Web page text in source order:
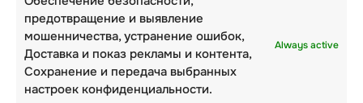
предотвращение и выявление
мошенничества, устранение ошибок,
Доставка и показ рекламы и контента,
Сохранение и передача выбранных
настроек конфиденциальности.
Always active
Кроме того, они обычно посещают курсы
повышения квалификации , чтобы быть в
курсе международных стандартов и практик
безопасности .